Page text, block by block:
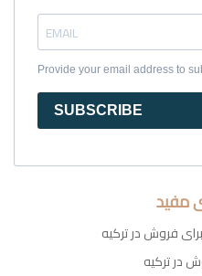
Provide your email address to
SUBSCRIBE
مفید
فروش در ترکیه
در ترکیه